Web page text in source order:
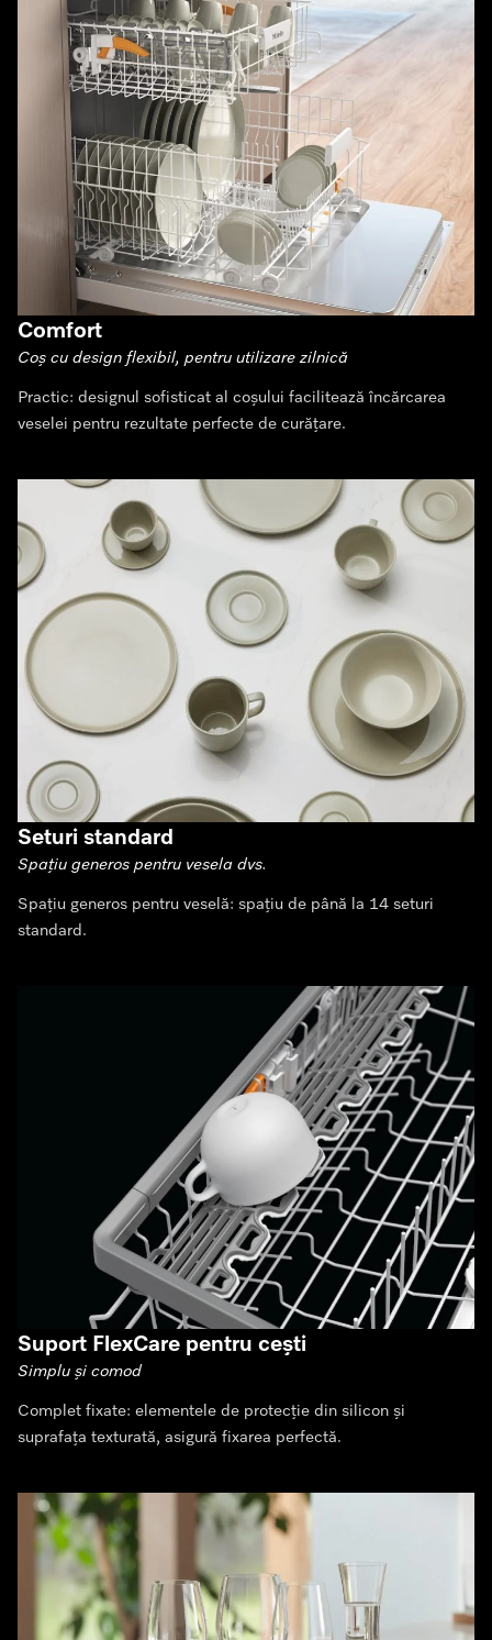
Comfort
Coș cu design flexibil, pentru utilizare zilnică
Practic: designul sofisticat al coșului facilitează încărcarea
veselei pentru rezultate perfecte de curățare.
Seturi standard
Spațiu generos pentru vesela dvs.
Spațiu generos pentru veselă: spațiu de până la 14 seturi
standard.
Suport FlexCare pentru cești
Simplu și comod
Complet fixate: elementele de protecție din silicon și
suprafața texturată, asigură fixarea perfectă.